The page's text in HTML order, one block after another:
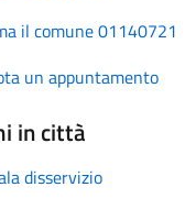
il comune 01140721
un appuntamento
in città
disservizio